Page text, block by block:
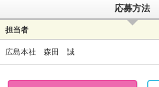
応募方法
担当者
広島本社 森田 誠